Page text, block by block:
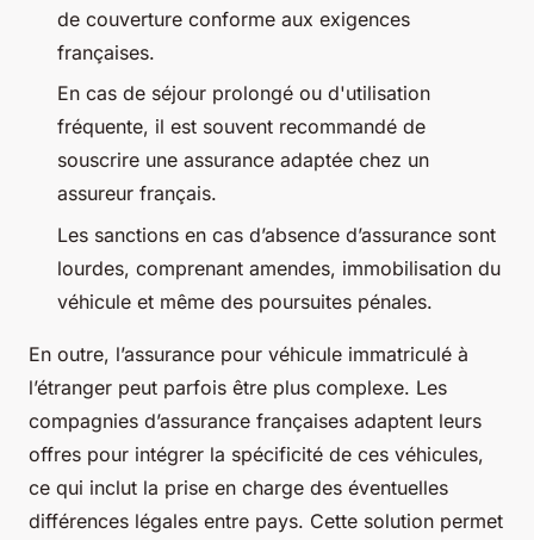
de couverture conforme aux exigences
françaises.
En cas de séjour prolongé ou d'utilisation
fréquente, il est souvent recommandé de
souscrire une assurance adaptée chez un
assureur français.
Les sanctions en cas d’absence d’assurance sont
lourdes, comprenant amendes, immobilisation du
véhicule et même des poursuites pénales.
En outre, l’assurance pour véhicule immatriculé à
l’étranger peut parfois être plus complexe. Les
compagnies d’assurance françaises adaptent leurs
offres pour intégrer la spécificité de ces véhicules,
ce qui inclut la prise en charge des éventuelles
différences légales entre pays. Cette solution permet